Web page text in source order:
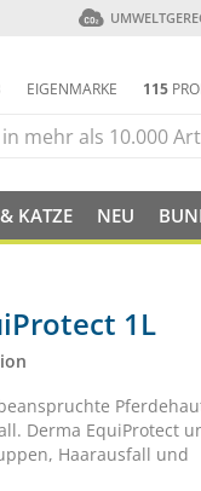
EIGENMARKE 115
KATZE NEU
1L
Derma EquiProtect
Haarausfall und